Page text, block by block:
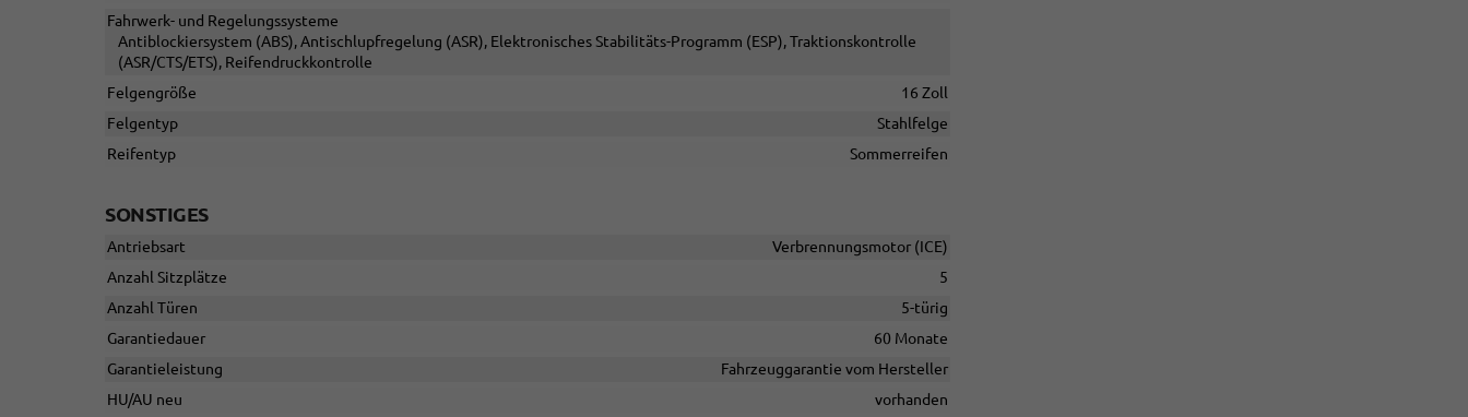
Fahrwerk- und Regelungssysteme
Antiblockiersystem (ABS), Antischlupfregelung (ASR), Elektronisches Stabilitäts-Programm (ESP), Traktionskontrolle
(ASR/CTS/ETS), Reifendruckkontrolle
Felgengröße
16 Zoll
Felgentyp
Stahlfelge
Reifentyp
Sommerreifen
SONSTIGES
Antriebsart
Verbrennungsmotor (ICE)
Anzahl Sitzplätze
5
Anzahl Türen
5-türig
Garantiedauer
60 Monate
Garantieleistung
Fahrzeuggarantie vom Hersteller
HU/AU neu
vorhanden